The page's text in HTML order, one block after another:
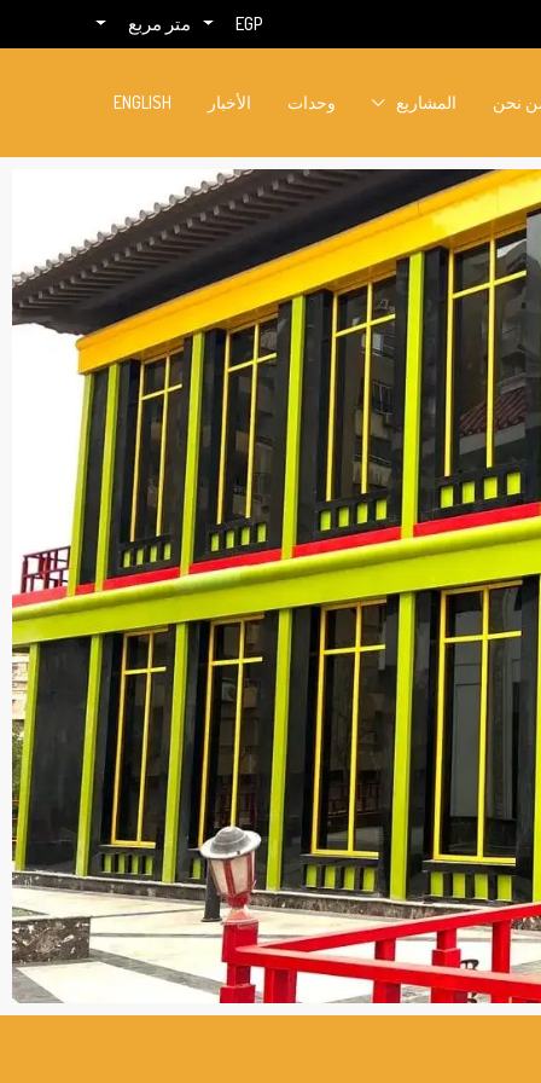
EGP متر مربع
نحن المشاريع وحدات الأخبار ENGLISH